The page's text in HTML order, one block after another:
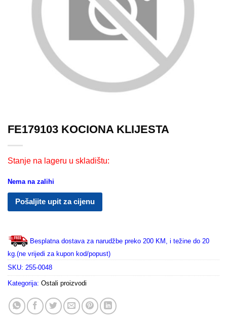
FE179103 KOCIONA KLIJESTA
Stanje na lageru u skladištu:
Nema na zalihi
Pošaljite upit za cijenu
Besplatna dostava za narudžbe preko 200 KM, i težine do 20
kg.(ne vrijedi za kupon kod/popust)
SKU: 255-0048
Kategorija: Ostali proizvodi